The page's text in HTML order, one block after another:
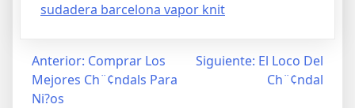
sudadera barcelona vapor knit
Navegación
Anterior: Comprar Los
Mejores Ch¨¢ndals Para
Ni?os
Siguiente: El Loco Del
Ch¨¢ndal